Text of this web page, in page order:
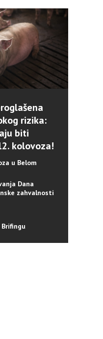
rizika:
biti
kolovoza!
u Belom
Dana
zahvalnosti